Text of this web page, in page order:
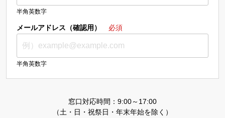
半角英数字
メールアドレス（確認用） 必須
半角英数字
窓口対応時間：9:00～17:00
（土・日・祝祭日・年末年始を除く）